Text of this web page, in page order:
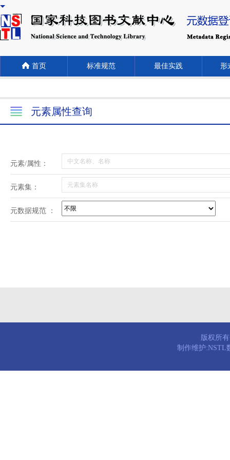
首页 标准规范 最佳实践 形
元素属性查询
元素/属性：
元素集：
元数据规范 ：
版权所
制作维护:NSTL